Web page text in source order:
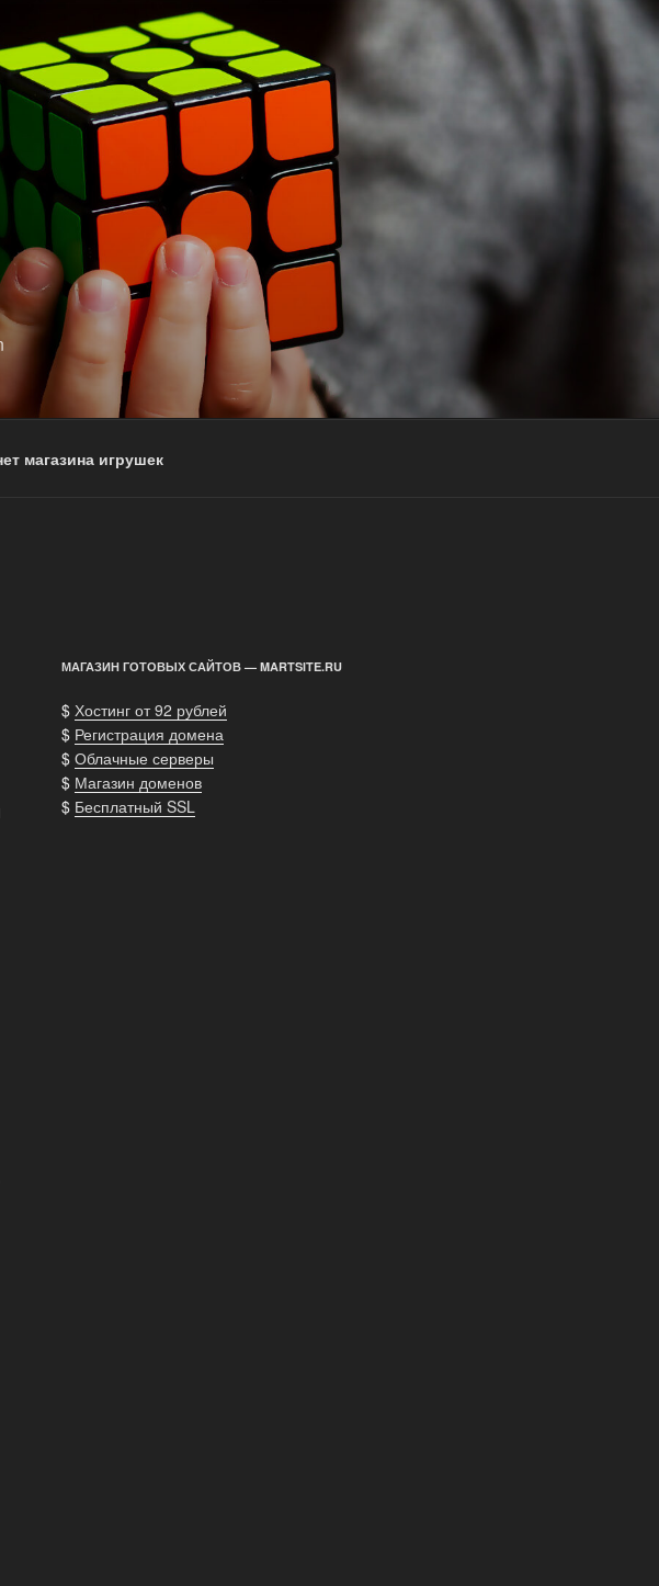
магазина игрушек
МАГАЗИН ГОТОВЫХ САЙТОВ — MARTSITE.RU
$ Хостинг от 92 рублей
$ Регистрация домена
$ Облачные серверы
$ Магазин доменов
$ Бесплатный SSL